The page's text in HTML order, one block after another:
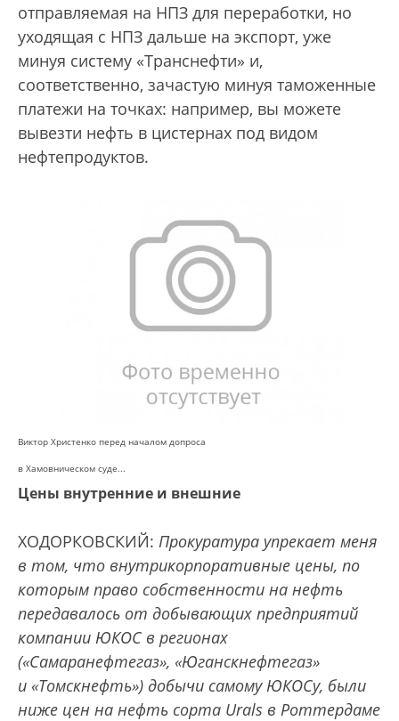
отправляемая на НПЗ для переработки, но
уходящая с НПЗ дальше на экспорт, уже
минуя систему «Транснефти» и,
соответственно, зачастую минуя таможенные
платежи на точках: например, вы можете
вывезти нефть в цистернах под видом
нефтепродуктов.
Виктор Христенко перед началом допроса
в Хамовническом суде...
Цены внутренние и внешние
ХОДОРКОВСКИЙ: Прокуратура упрекает меня
в том, что внутрикорпоративные цены, по
которым право собственности на нефть
передавалось от добывающих предприятий
компании ЮКОС в регионах
(«Самаранефтегаз», «Юганскнефтегаз»
и «Томскнефть») добычи самому ЮКОСу, были
ниже цен на нефть сорта Urals в Роттердаме